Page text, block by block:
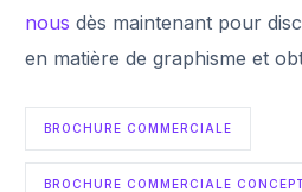
nous dès maintenant pour
en matière de graphisme et
BROCHURE COMMERCIALE
BROCHURE COMMERCIALE